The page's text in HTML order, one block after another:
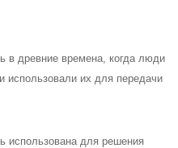
в древние времена, когда люди
использовали их для передачи
использована для решения